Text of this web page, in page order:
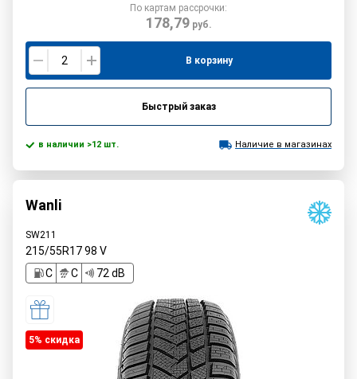
По картам рассрочки:
178,79руб.
В корзину
Быстрый заказ
в наличии >12 шт. Наличие в магазинах
Wanli
SW211
215/55R1798 V
C
C 72 dB
5% cкидка